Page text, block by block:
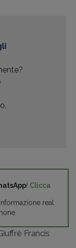
! Clicca
real
Francis